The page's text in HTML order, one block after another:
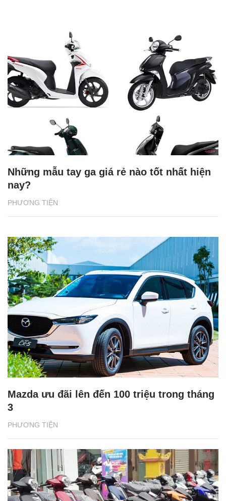
PHƯƠNG TIỆN
Những mẫu tay ga giá rẻ nào tốt nhất hiện
nay?
PHƯƠNG TIỆN
Mazda ưu đãi lên đến 100 triệu trong tháng
3